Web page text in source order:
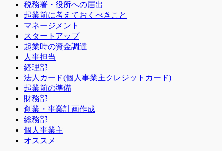
税務署・役所への届出
起業前に考えておくべきこと
マネージメント
スタートアップ
起業時の資金調達
人事担当
経理部
法人カード(個人事業主クレジットカード)
起業前の準備
財務部
創業・事業計画作成
総務部
個人事業主
オススメ